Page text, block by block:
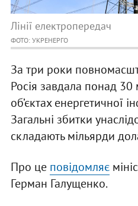
Лінії електропередач
ФОТО: УКРЕНЕРГО
За три роки
Росія завдала понад
об’єктах енергетичної
Загальні збитки
складають мільярди
Про це повідомляє
Герман Галущенко.